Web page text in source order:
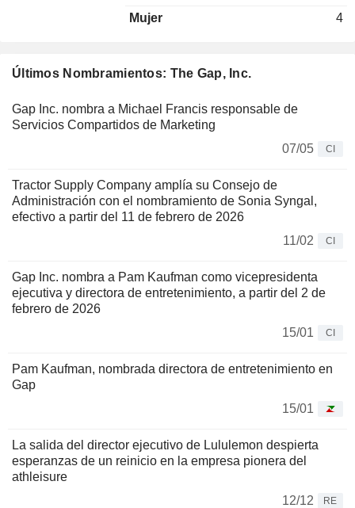
Últimos Nombramientos: The Gap, Inc.
Gap Inc. nombra a Michael Francis responsable de
Servicios Compartidos de Marketing
07/05
CI
Tractor Supply Company amplía su Consejo de
Administración con el nombramiento de Sonia Syngal,
efectivo a partir del 11 de febrero de 2026
11/02
CI
Gap Inc. nombra a Pam Kaufman como vicepresidenta
ejecutiva y directora de entretenimiento, a partir del 2 de
febrero de 2026
15/01
CI
Pam Kaufman, nombrada directora de entretenimiento en
Gap
15/01
La salida del director ejecutivo de Lululemon despierta
esperanzas de un reinicio en la empresa pionera del
athleisure
12/12
RE
Mujer 4